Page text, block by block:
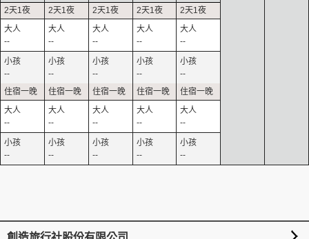
--
--
--
--
--
--
--
--
--
--
--
--
--
--
--
--
--
--
--
--